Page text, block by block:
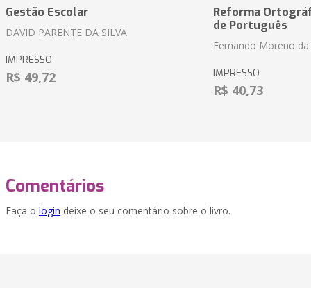
Gestão Escolar
DAVID PARENTE DA SILVA
IMPRESSO
R$ 49,72
Reforma
de Português
Fernando Moreno da
IMPRESSO
R$ 40,73
Comentários
Faça o login deixe o seu comentário sobre o livro.